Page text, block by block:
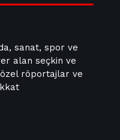
sanat, spor ve
alan seçkin ve
röportajlar ve